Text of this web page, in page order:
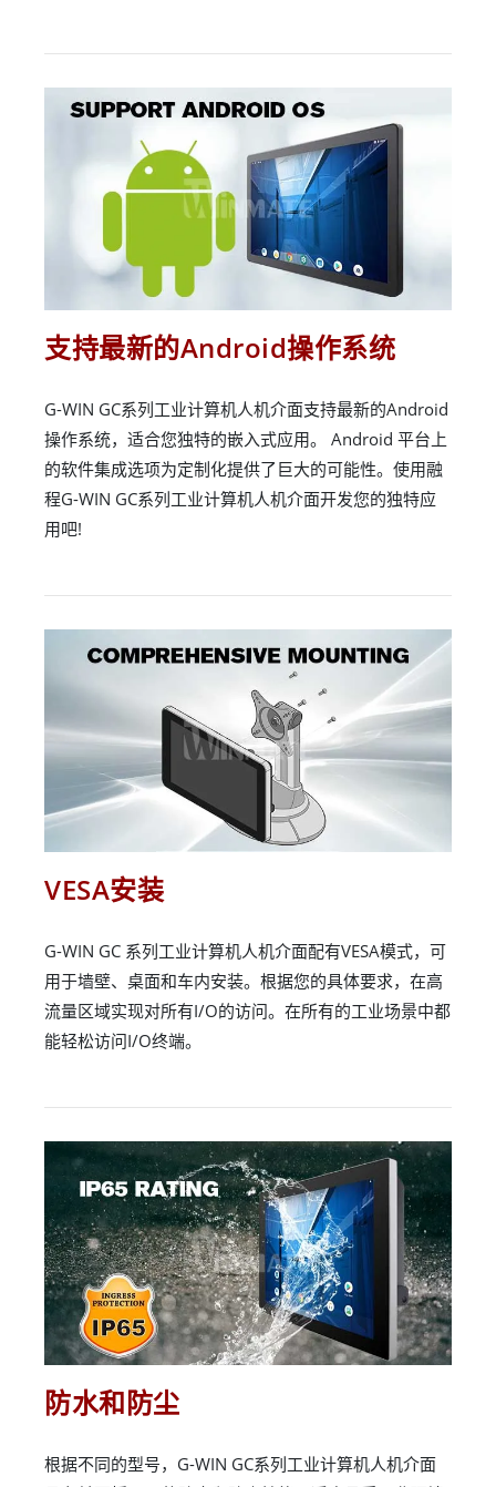
支持最新的Android操作系统
G-WIN GC系列工业计算机人机介面支持最新的Android
操作系统，适合您独特的嵌入式应用。 Android 平台上
的软件集成选项为定制化提供了巨大的可能性。使用融
程G-WIN GC系列工业计算机人机介面开发您的独特应
用吧!
VESA安装
G-WIN GC 系列工业计算机人机介面配有VESA模式，可
用于墙壁、桌面和车内安装。根据您的具体要求，在高
流量区域实现对所有I/O的访问。在所有的工业场景中都
能轻松访问I/O终端。
防水和防尘
根据不同的型号，G-WIN GC系列工业计算机人机介面